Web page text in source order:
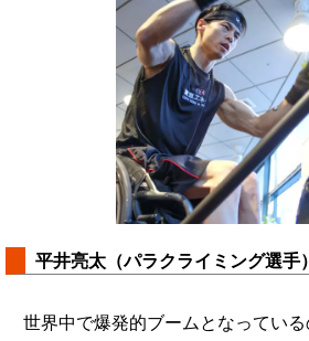
平井亮太（パラクライミング選手）
世界中で爆発的ブームとなっている